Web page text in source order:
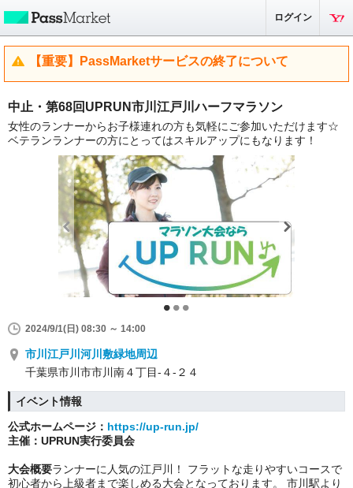
ログイン
【重要】PassMarketサービスの終了について
中止・第68回UPRUN市川江戸川ハーフマラソン
女性のランナーからお子様連れの方も気軽にご参加いただけます☆
ベテランランナーの方にとってはスキルアップにもなります！
2024/9/1(日) 08:30 ～ 14:00
市川江戸川河川敷緑地周辺
千葉県市川市市川南４丁目-４-２４
イベント情報
公式ホームページ： https://up-run.jp/
主催：UPRUN実行委員会
大会概要ランナーに人気の江戸川！ フラットな走りやすいコースで
初心者から上級者まで楽しめる大会となっております。 市川駅より